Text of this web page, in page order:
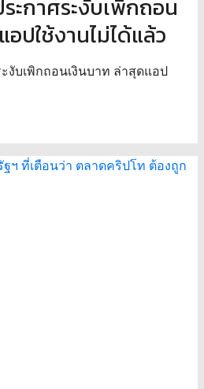
ะกาศระงับเพิกถอน
ปใช้งานไม่ได้แล้ว
งับเพิกถอนเงินบาท ล่าสุดแอป